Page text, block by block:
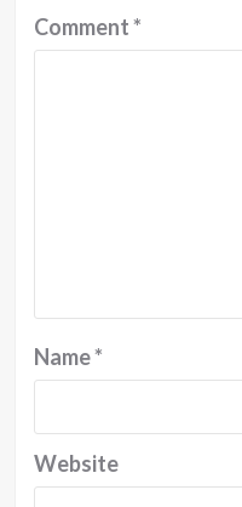
Comment*
Name*
Website